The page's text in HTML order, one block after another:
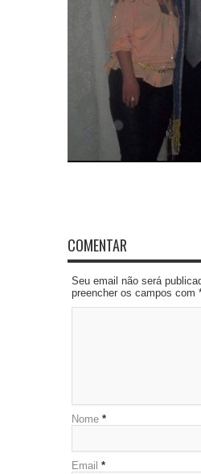
COMENTAR
Seu email não será
preencher os campos com
Nome *
Email *